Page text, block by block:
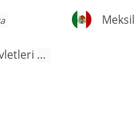
Amerika Birleşik Devletleriİngilizce